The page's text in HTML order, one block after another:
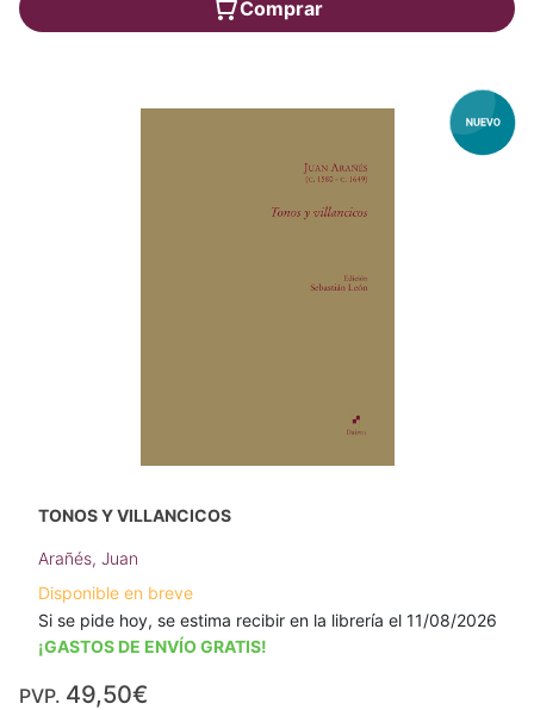
Comprar
TONOS Y VILLANCICOS
Arañés, Juan
Disponible en breve
Si se pide hoy, se estima recibir en la librería el 11/08/2026
¡GASTOS DE ENVÍO GRATIS!
PVP. 49,50€